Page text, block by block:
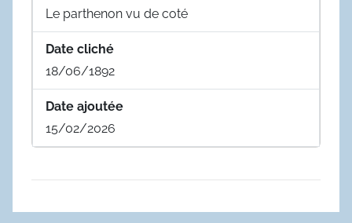
Le parthenon vu de coté
Date cliché
18/06/1892
Date ajoutée
15/02/2026